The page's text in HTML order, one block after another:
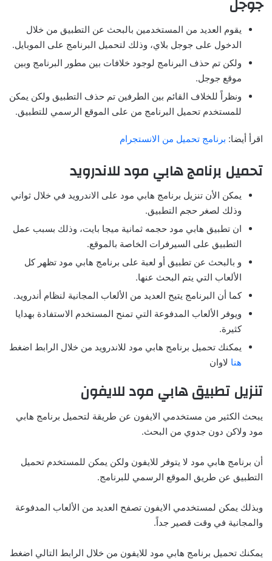
يقوم العديد من المستخدمين بالبحث عن التطبيق من خلال
الدخول على جوجل بلاي، وذلك لتحميل البرنامج على الموبايل.
ولكن تم حذف البرنامج لوجود خلافات بين مطور البرنامج وبين
موقع جوجل.
ونظراً للخلاف القائم بين الطرفين تم حذف التطبيق ولكن يمكن
للمستخدم تحميل البرنامج من على الموقع الرسمي للتطبيق.
اقرأ أيضا: برنامج تحميل من الانستجرام
تحميل برنامج هابي مود للاندرويد
يمكن الأن تنزيل برنامج هابي مود على الاندرويد في خلال ثواني
وذلك لصغر حجم التطبيق.
ان تطبيق هابي مود حجمه ثمانية ميجا بايت، وذلك بسبب عمل
التطبيق على السيرفرات الخاصة بالموقع.
و بالبحث عن تطبيق أو لعبة على برنامج هابي مود تظهر كل
الألعاب التي يتم البحث عنها.
كما أن البرنامج يتيح العديد من الألعاب المجانية لنظام أندرويد.
ويوفر الألعاب المدفوعة التي تمنح المستخدم الاستفادة بهدايا
كثيرة.
يمكنك تحميل برنامج هابي مود للاندرويد من خلال الرابط اضغط
هنا لاوان
تنزيل تطبيق هابي مود للايفون
يبحث الكثير من مستخدمي الايفون عن طريقة لتحميل برنامج هابي
مود ولاكن دون جدوي من البحث.
أن برنامج هابي مود لا يتوفر للايفون ولكن يمكن للمستخدم تحميل
التطبيق عن طريق الموقع الرسمي للبرنامج.
وبذلك يمكن لمستخدمي الايفون تصفح العديد من الألعاب المدفوعة
والمجانية في وقت قصير جداً.
يمكنك تحميل برنامج هابي مود للايفون من خلال الرابط التالي اضغط